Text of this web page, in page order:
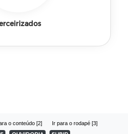
o conteúdo [2] Ir para o rodapé [3]